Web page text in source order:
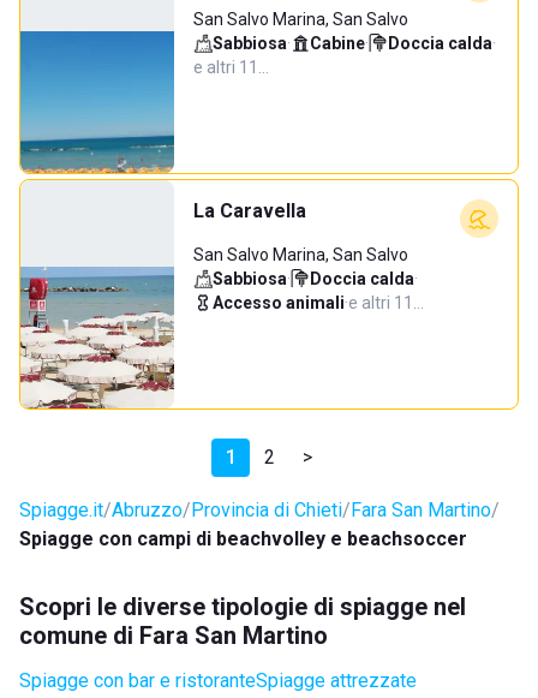
San Salvo Marina, San Salvo
Sabbiosa· Cabine· Doccia calda·
e altri 11…
La Caravella
San Salvo Marina, San Salvo
Sabbiosa· Doccia calda·
Accesso animali·e altri 11…
1 2 >
Spiagge.it Abruzzo Provincia di Chieti Fara San Martino
Spiagge con campi di beachvolley e beachsoccer
Scopri le diverse tipologie di spiagge nel
comune di Fara San Martino
Spiagge con bar e ristoranteSpiagge attrezzate